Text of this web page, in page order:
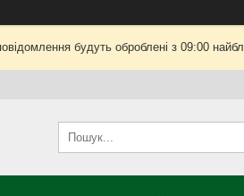
будуть оброблені з 09:00